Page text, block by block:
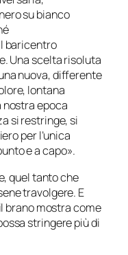
su bianco
baricentro
Una scelta risoluta
nuova, differente
lontana
nostra epoca
si restringe, si
per l’unica
e a capo».
quel tanto che
travolgere. E
brano mostra come
stringere più di